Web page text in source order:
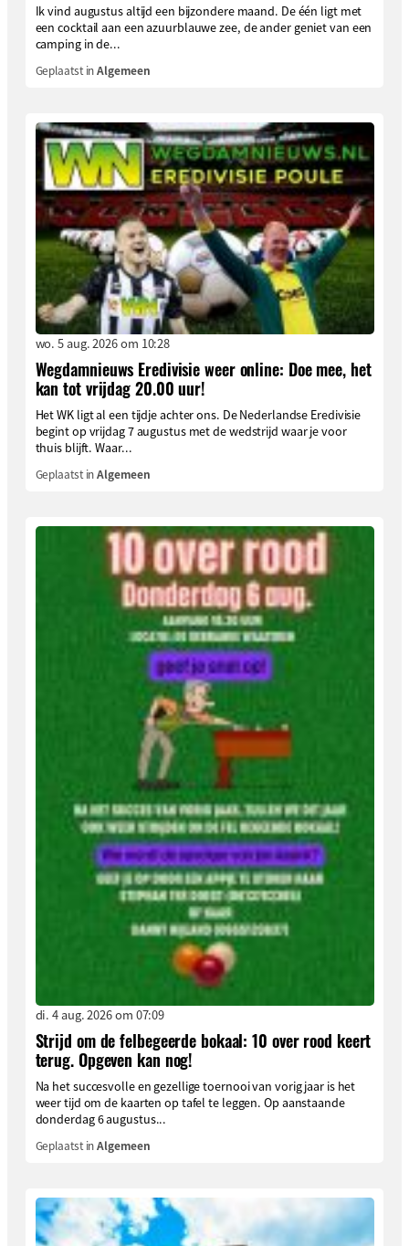
Ik vind augustus altijd een bijzondere maand. De één ligt met
een cocktail aan een azuurblauwe zee, de ander geniet van een
camping in de...
Geplaatst inAlgemeen
wo. 5 aug. 2026 om 10:28
Wegdamnieuws Eredivisie weer online: Doe mee, het
kan tot vrijdag 20.00 uur!
Het WK ligt al een tijdje achter ons. De Nederlandse Eredivisie
begint op vrijdag 7 augustus met de wedstrijd waar je voor
thuis blijft. Waar...
Geplaatst inAlgemeen
di. 4 aug. 2026 om 07:09
Strijd om de felbegeerde bokaal: 10 over rood keert
terug. Opgeven kan nog!
Na het succesvolle en gezellige toernooi van vorig jaar is het
weer tijd om de kaarten op tafel te leggen. Op aanstaande
donderdag 6 augustus...
Geplaatst inAlgemeen